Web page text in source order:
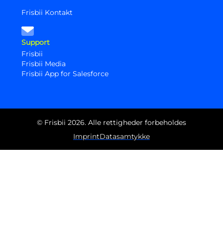
Frisbii Kontakt
Support
Frisbii
Frisbii Media
Frisbii App for Salesforce
© Frisbii 2026. Alle rettigheder forbeholdes
ImprintDatasamtykke